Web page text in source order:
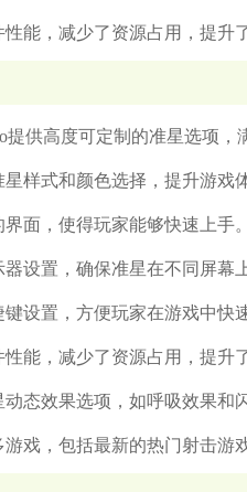
能，减少了资源占用，提升
提供高度可定制的准星选项，
样式和颜色选择，提升游戏
面，使得玩家能够快速上手。
设置，确保准星在不同屏幕
键设置，方便玩家在游戏中快
能，减少了资源占用，提升
动态效果选项，如呼吸效果和
戏，包括最新的热门射击游戏